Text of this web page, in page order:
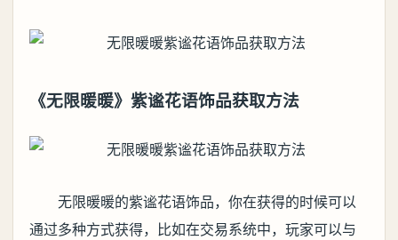
《无限暖暖》紫谧花语饰品获取方法
无限暖暖的紫谧花语饰品，你在获得的时候可以
通过多种方式获得，比如在交易系统中，玩家可以与